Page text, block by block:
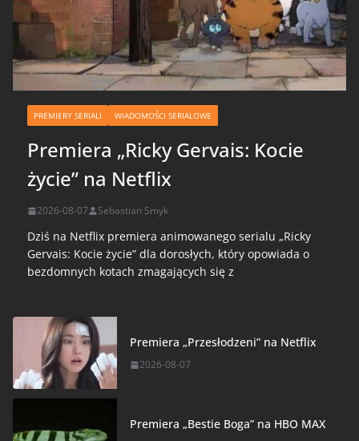
PREMIERY SERIALI WIADOMOŚCI SERIALOWE
Premiera „Ricky Gervais: Kocie
życie” na Netflix
2026-08-07 Sebastian Smyk
Dziś na Netflix premiera animowanego serialu „Ricky
Gervais: Kocie życie” dla dorosłych, który opowiada o
bezdomnych kotach zmagających się z
Premiera „Przesłodzeni” na Netflix
2026-08-07
Premiera „Bestie Boga” na HBO MAX